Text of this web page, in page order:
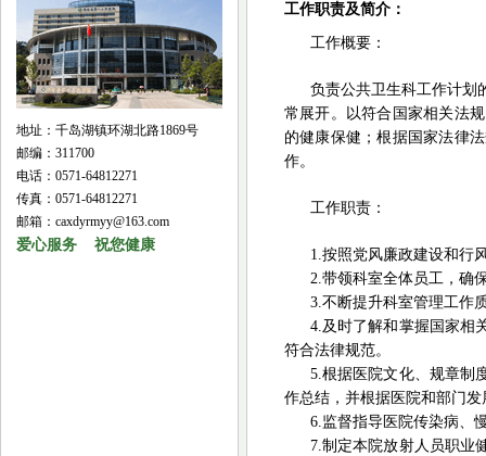
地址：千岛湖镇环湖北路1869号
邮编：311700
电话：0571-64812271
传真：0571-64812271
邮箱：caxdyrmyy@163.com
爱心服务 祝您健康
工作职责及简介：
工作概要：
负责公共卫生科工作计划
常展开。以符合国家相关法
的健康保健；根据国家法律
作。
工作职责：
1.按照党风廉政建设和行
2.带领科室全体员工，确
3.不断提升科室管理工作
4.及时了解和掌握国家相
符合法律规范。
5.根据医院文化、规章制
作总结，并根据医院和部门
6.监督指导医院传染病、
7.制定本院放射人员职业